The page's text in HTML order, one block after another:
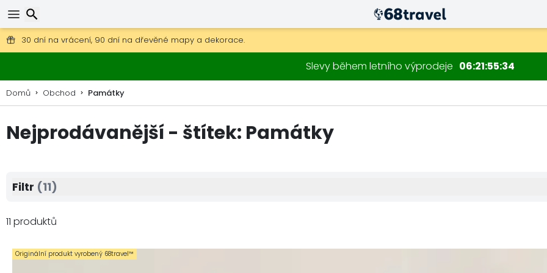
Poštovné zdarma na objednávky nad 1 900 Kč.
30 dní na vrácení, 90 dní na dřevěné mapy a dekorace.
Slevy během letního výprodeje 06 21 55 32
Domů Obchod Památky
Nejprodávanější - štítek: Památky
11 produktů
Originální produkt vyrobený 68travel™️
Filtr (11)